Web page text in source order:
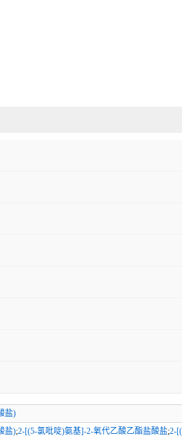
盐)
盐);2-[(5-氯吡啶)氨基]-2-氧代乙酸乙酯盐酸盐;2-